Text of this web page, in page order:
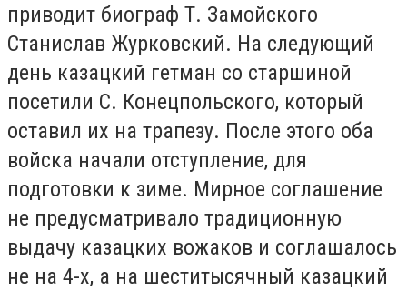
приводит биограф Т. Замойского
Станислав Журковский. На следующий
день казацкий гетман со старшиной
посетили С. Конецпольского, который
оставил их на трапезу. После этого оба
войска начали отступление, для
подготовки к зиме. Мирное соглашение
не предусматривало традиционную
выдачу казацких вожаков и соглашалось
не на 4-х, а на шеститысячный казацкий